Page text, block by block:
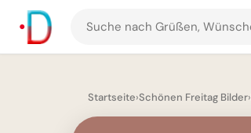
Suche
nach
und
Startseite›Schönen Freitag Bilder›